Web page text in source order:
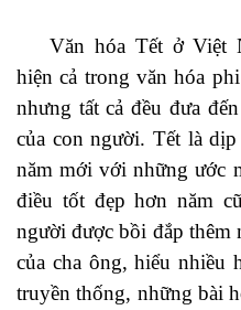
Văn hóa Tết ở Việt
hiện cả trong văn hóa
nhưng tất cả đều đưa
của con người. Tết là
năm mới với những ước
điều tốt đẹp hơn năm
người được bồi đắp
của cha ông, hiểu nhiều
truyền thống, những bài